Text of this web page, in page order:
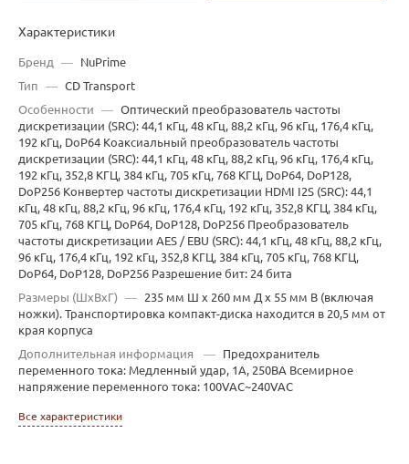
Характеристики
Бренд —
NuPrime
Тип
— CD Transport
Особенности
— Оптический преобразователь частоты
дискретизации (SRC): 44,1 кГц, 48 кГц, 88,2 кГц, 96 кГц, 176,4 кГц,
192 кГц, DoP64 Коаксиальный преобразователь частоты
дискретизации (SRC): 44,1 кГц, 48 кГц, 88,2 кГц, 96 кГц, 176,4 кГц,
192 кГц, 352,8 КГЦ, 384 кГц, 705 кГц, 768 КГЦ, DoP64, DoP128,
DoP256 Конвертер частоты дискретизации HDMI I2S (SRC): 44,1
кГц, 48 кГц, 88,2 кГц, 96 кГц, 176,4 кГц, 192 кГц, 352,8 КГЦ, 384 кГц,
705 кГц, 768 КГЦ, DoP64, DoP128, DoP256 Преобразователь
частоты дискретизации AES / EBU (SRC): 44,1 кГц, 48 кГц, 88,2 кГц,
96 кГц, 176,4 кГц, 192 кГц, 352,8 КГЦ, 384 кГц, 705 кГц, 768 КГЦ,
DoP64, DoP128, DoP256 Разрешение бит: 24 бита
Размеры (ШхВхГ)
—
235 мм Ш х 260 мм Д х 55 мм В (включая
ножки). Транспортировка компакт-диска находится в 20,5 мм от
края корпуса
Дополнительная информация
—
Предохранитель
переменного тока: Медленный удар, 1А, 250ВА Всемирное
напряжение переменного тока: 100VAC~240VAC
Все характеристики